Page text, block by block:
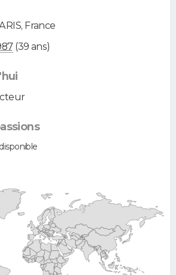
, France
(39 ans)